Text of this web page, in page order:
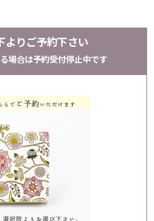
よりご予約下さい
場合は予約受付停止中です